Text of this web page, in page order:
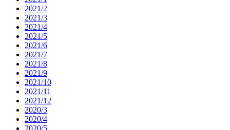
2021/2
2021/3
2021/4
2021/5
2021/6
2021/7
2021/8
2021/9
2021/10
2021/11
2021/12
2020/3
2020/4
2020/5